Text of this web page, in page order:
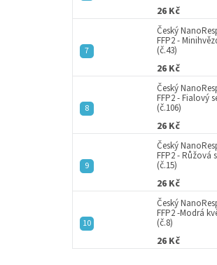
26 Kč
Český
FFP2 -
(č.43)
26 Kč
Český
FFP2 - Fialový
(č.106)
26 Kč
Český
FFP2 - Růžová
(č.15)
26 Kč
Český
FFP2 -Modrá
(č.8)
26 Kč